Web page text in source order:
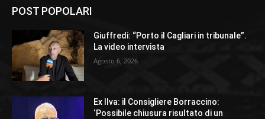
POST POPOLARI
Giuffredi: “Porto il Cagliari in tribunale”.
La video intervista
Agosto 6, 2026
Ex Ilva: il Consigliere Borraccino:
‘Possibile chiusura risultato di un